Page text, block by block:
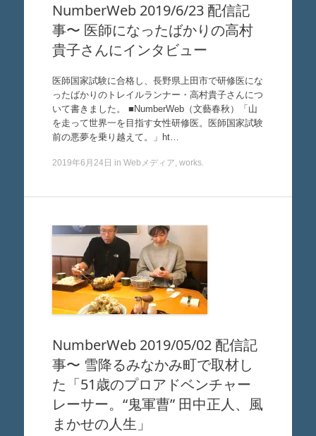
NumberWeb 2019/6/23 配信記
事〜 医師になったばかりの高村
貴子さんにインタビュー
医師国家試験に合格し、長野県上田市で研修医にな
ったばかりのトレイルランナー・高村貴子さんにつ
いて書きました。 ■NumberWeb（文藝春秋）「山
を走って世界一を目指す女性研修医。医師国家試験
前の悪夢を乗り越えて。」ht…
2019年6月24日 in Webメディア, works.
NumberWeb 2019/05/02 配信記
事〜 雪降るみなかみ町で取材し
た「51歳のプロアドベンチャー
レーサー。“鬼軍曹” 田中正人、風
まかせの人生」